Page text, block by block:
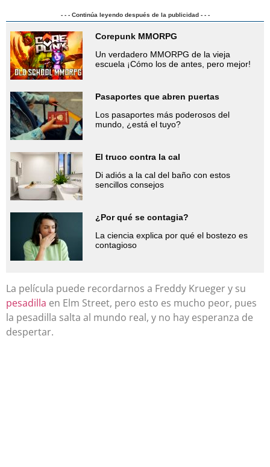
- - - Continúa leyendo después de la publicidad - - -
Corepunk MMORPG
Un verdadero MMORPG de la vieja
escuela ¡Cómo los de antes, pero mejor!
Pasaportes que abren puertas
Los pasaportes más poderosos del
mundo, ¿está el tuyo?
El truco contra la cal
Di adiós a la cal del baño con estos
sencillos consejos
¿Por qué se contagia?
La ciencia explica por qué el bostezo es
contagioso
La película puede recordarnos a Freddy Krueger y su
pesadilla en Elm Street, pero esto es mucho peor, pues
la pesadilla salta al mundo real, y no hay esperanza de
despertar.